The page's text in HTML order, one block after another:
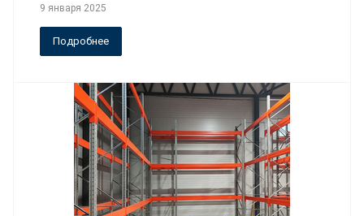
9 января 2025
Подробнее